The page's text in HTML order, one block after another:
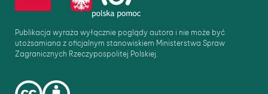
Publikacja wyraża wyłącznie poglądy autora i nie może być
utożsamiana z oficjalnym stanowiskiem Ministerstwa Spraw
Zagranicznych Rzeczypospolitej Polskiej.